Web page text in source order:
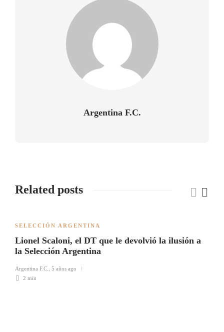
Argentina F.C.
Related posts
SELECCIÓN ARGENTINA
Lionel Scaloni, el DT que le devolvió la ilusión a
la Selección Argentina
Argentina F.C.
5 años ago
2 min